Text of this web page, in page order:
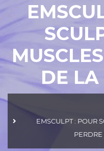
DE LA
EMSCULPT : POUR
PERDRE